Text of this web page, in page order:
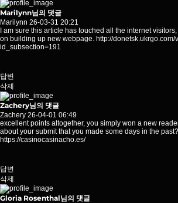
Marilynn님의 댓글
Marilynn 26-03-31 20:21
I am sure this article has touched all the internet
on building up new webpage. http://
id_subsection=191
답변
삭제
Zachery님의 댓글
Zachery 26-04-01 06:49
excellent points altogether, you simply won a new
about your submit that you made some days in the
https://casinocasinacho.es/
답변
삭제
Gloria Rosenthal님의 댓글